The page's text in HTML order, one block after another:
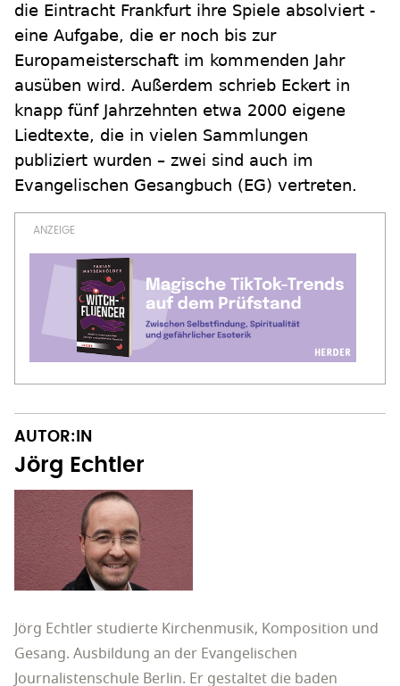
die Eintracht Frankfurt ihre Spiele absolviert -
eine Aufgabe, die er noch bis zur
Europameisterschaft im kommenden Jahr
ausüben wird. Außerdem schrieb Eckert in
knapp fünf Jahrzehnten etwa 2000 eigene
Liedtexte, die in vielen Sammlungen
publiziert wurden – zwei sind auch im
Evangelischen Gesangbuch (EG) vertreten.
AUTOR:IN
Jörg Echtler
Jörg Echtler studierte Kirchenmusik, Komposition und
Gesang. Ausbildung an der Evangelischen
Journalistenschule Berlin. Er gestaltet die baden